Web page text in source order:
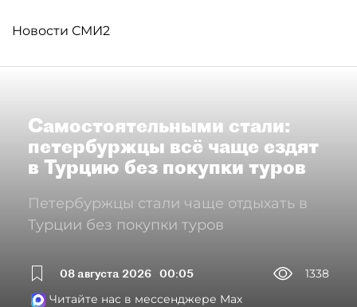
Новости СМИ2
Самостоятельными стали:
петербуржцы всё чаще ездят
в Турцию без покупки туров
Петербуржцы стали чаще отдыхать в
Турции без покупки туров
08 августа 2026 00:05
1338
Читайте нас в мессенджере Max